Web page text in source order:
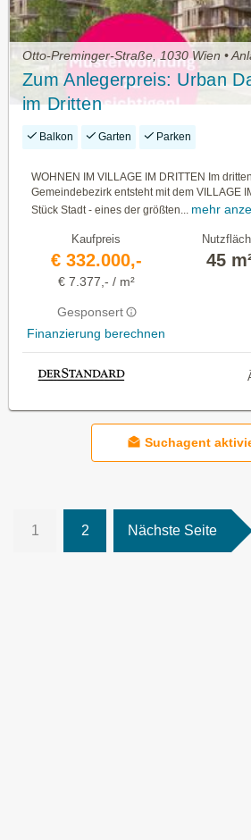
Otto-Preminger-Straße, 1030 Wien •
Zum Anlegerpreis: Urban
im Dritten
Balkon Garten Parken
WOHNEN IM VILLAGE IM DRITTEN Im
Gemeindebezirk entsteht mit dem VILLAGE
Stück Stadt - eines der größten...
mehr
Kaufpreis
€ 332.000,-
€ 7.377,- / m²
Gesponsert
Finanzierung berechnen
45
Suchagent
1 2 Nächste Seite